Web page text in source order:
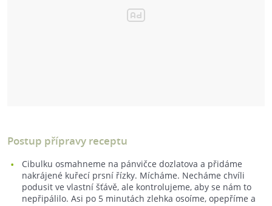
Postup přípravy receptu
Cibulku osmahneme na pánvičce dozlatova a přidáme
nakrájené kuřecí prsní řízky. Mícháme. Necháme chvíli
podusit ve vlastní šťávě, ale kontrolujeme, aby se nám to
nepřipálilo. Asi po 5 minutách zlehka osoíme, opepříme a